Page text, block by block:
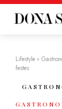
Lifestyle
festes